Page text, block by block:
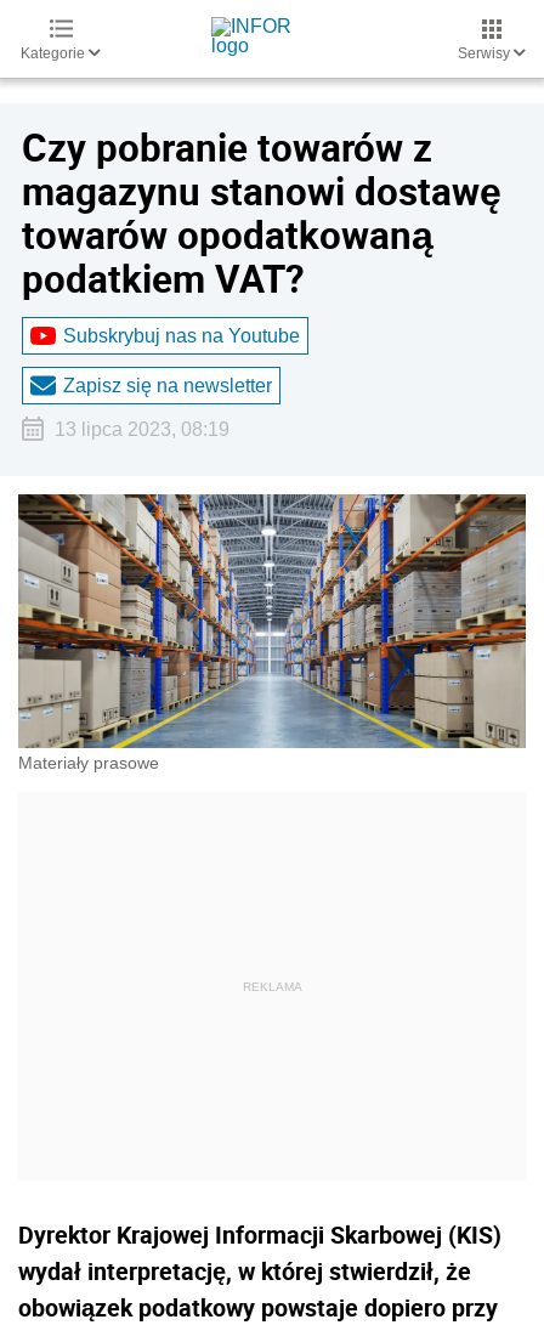
Kategorie Serwisy
Czy pobranie towarów z
magazynu stanowi dostawę
towarów opodatkowaną
podatkiem VAT?
Subskrybuj nas na Youtube
Zapisz się na newsletter
13 lipca 2023, 08:19
Materiały prasowe
Dyrektor Krajowej Informacji Skarbowej (KIS)
wydał interpretację, w której stwierdził, że
obowiązek podatkowy powstaje dopiero przy